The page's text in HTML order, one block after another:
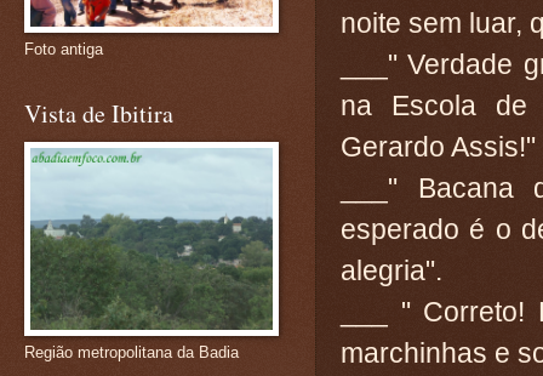
noite sem luar,
___" Verdade
na Escola
Gerardo Assis!"
___"
esperado é o
alegria".
___ "
marchinhas e
Foto antiga
Vista de Ibitira
Região metropolitana da Badia